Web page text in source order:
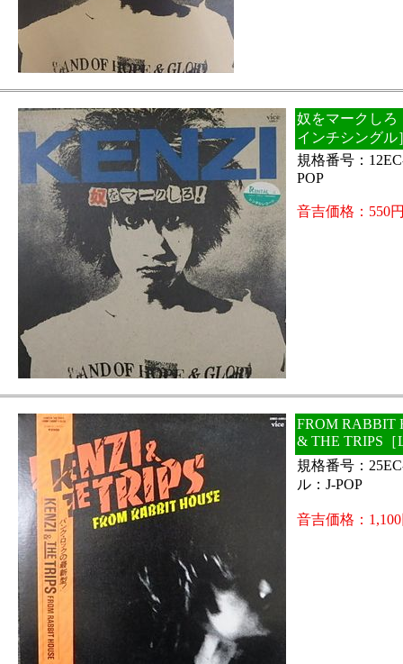
奴をマークしろ
インチシングル
規格番号：
POP
音吉価格：550
FROM RABBIT
& THE TRIPS［
規格番号：
ル：J-POP
音吉価格：